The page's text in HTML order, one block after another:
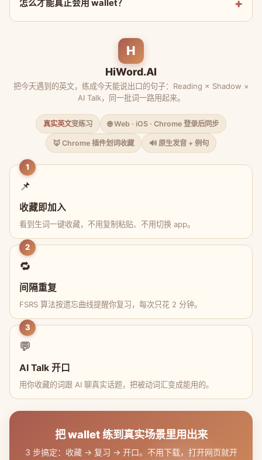
怎么才能真正会用 wallet？
H
HiWord.AI
把今天遇到的英文，练成今天能说出口的句子：Reading × Shadow ×
AI Talk，同一批词一路用起来。
真实英文变练习 🌐 Web · iOS · Chrome 登录后同步
🦊 Chrome 插件划词收藏 🔊 原生发音 + 例句
1
📌
收藏即加入
看到生词一键收藏，不用复制粘贴、不用切换 app。
2
🔁
间隔重复
FSRS 算法按遗忘曲线提醒你复习，每次只花 2 分钟。
3
💬
AI Talk 开口
用你收藏的词跟 AI 聊真实话题，把被动词汇变成能用的。
把 wallet 练到真实场景里用出来
3 步搞定：收藏 → 复习 → 开口。不用下载，打开网页就开